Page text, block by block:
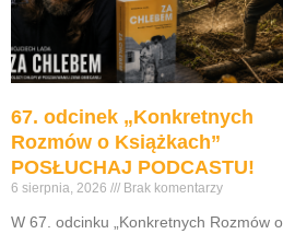
67. odcinek „Konkretnych
Rozmów o Książkach”
POSŁUCHAJ PODCASTU!
6 sierpnia, 2026 Brak komentarzy
W 67. odcinku „Konkretnych Rozmów o